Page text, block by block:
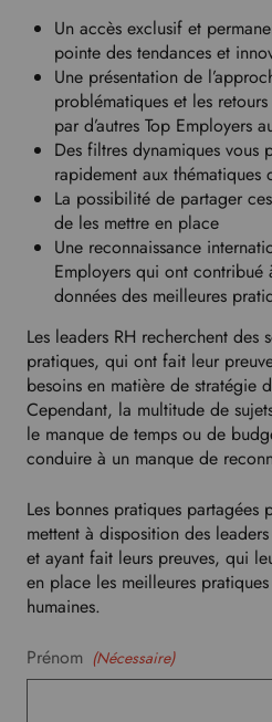
Un accès exclusif et
pointe des tendances et
Une présentation de
problématiques et les retours
par d’autres Top Employers
Des filtres dynamiques vous
rapidement aux thématiques
La possibilité de partager
de les mettre en place
Une reconnaissance
Employers qui ont
données des meilleures
Les leaders RH recherchent des
pratiques, qui ont fait leur
besoins en matière de stratégie
Cependant, la multitude de
le manque de temps ou de
conduire à un manque de
Les bonnes pratiques partagées
mettent à disposition des
et ayant fait leurs preuves, qui
en place les meilleures
humaines.
Prénom (Nécessaire)